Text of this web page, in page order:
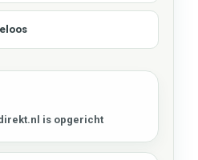
is opgericht